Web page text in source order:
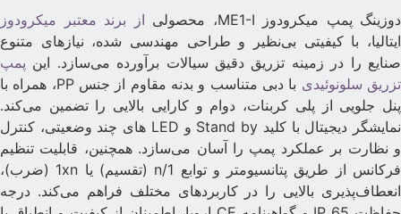
دوزینگ پمپ میکرودوز ME1-I، محصولی
از برند معتبر میکرودوز
ایتالیا، با کیفیتی بی‌نظیر و طراحی مهندسی شده، نیازهای متنوع
صنایع را در زمینه تزریق دقیق سیالات برآورده می‌سازد. این پمپ
سلونوئیدی
با دبی متناسب و بدنه مقاوم از جنس PP، همراه با
پنل جلویی از پلی کربنات، دوام و کارایی بالایی را تضمین می‌کند.
نمایشگر دیجیتال با کلید Stand by و LED های چند وضعیتی، کنترل
و نظارت بر عملکرد پمپ را آسان می‌سازد. همچنین، قابلیت تنظیم
فرکانس از طریق پتانسیومتر و توابع 1/n (تقسیم) یا 1xn (ضرب)،
انعطاف‌پذیری بالایی را در کاربردهای مختلف فراهم می‌کند. درجه